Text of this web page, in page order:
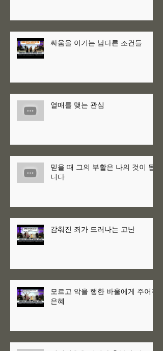
싸움을 이기는 남다른 조건들
열매를 맺는 관심
믿을 때 그의 부활은 나의 것이 됩
니다
감춰진 죄가 드러나는 고난
모르고 악을 행한 바울에게 주어진
은혜